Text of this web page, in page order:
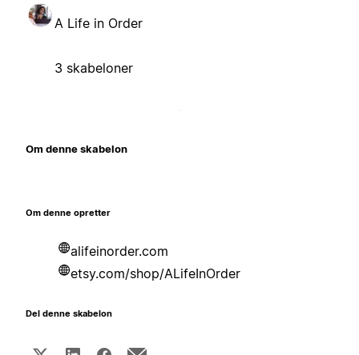
A Life in Order
3 skabeloner
Om denne skabelon
Om denne opretter
alifeinorder.com
etsy.com/shop/ALifeInOrder
Del denne skabelon